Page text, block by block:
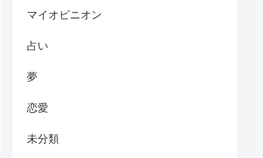
マイオピニオン
占い
夢
恋愛
未分類